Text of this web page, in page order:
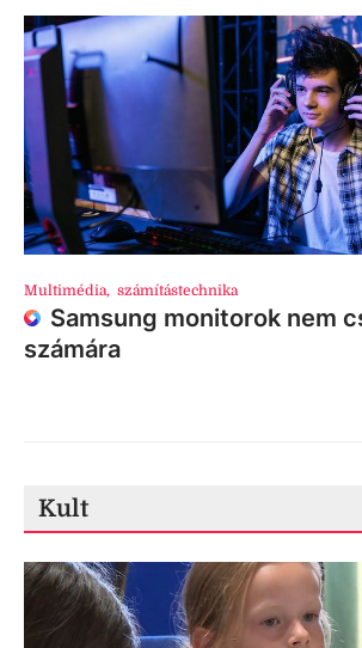
Multimédia, számítástechnika
Samsung monitorok nem
számára
Kult